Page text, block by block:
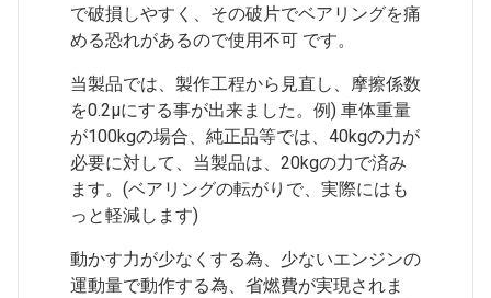
で破損しやすく、その破片でベアリングを痛
める恐れがあるので使用不可 です。
当製品では、製作工程から見直し、摩擦係数
を0.2μにする事が出来ました。例) 車体重量
が100kgの場合、純正品等では、40kgの力が
必要に対して、当製品は、20kgの力で済み
ます。(ベアリングの転がりで、実際にはも
っと軽減します)
動かす力が少なくする為、少ないエンジンの
運動量で動作する為、省燃費が実現されま